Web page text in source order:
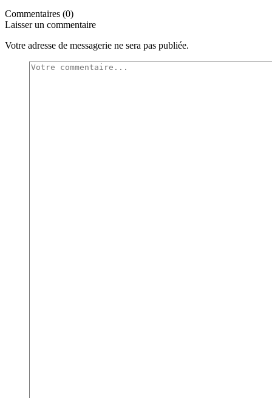
Commentaires (0)
Laisser un commentaire
Votre adresse de messagerie ne sera pas publiée.